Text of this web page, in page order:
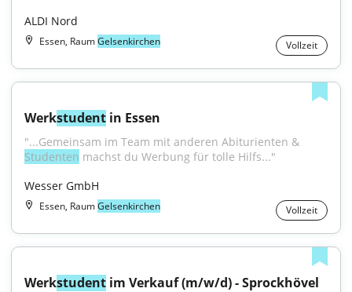
ALDI Nord
Essen, RaumGelsenkirchen Vollzeit
Werkstudent in Essen
Studenten machst du Werbung für tolle Hilfs..."
Wesser GmbH
Essen, RaumGelsenkirchen Vollzeit
Werkstudent im Verkauf (m/w/d) - Sprockhövel